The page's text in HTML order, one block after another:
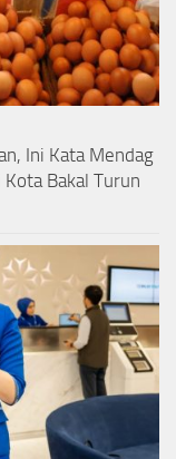
Ini Kata Mendag
Bakal Turun